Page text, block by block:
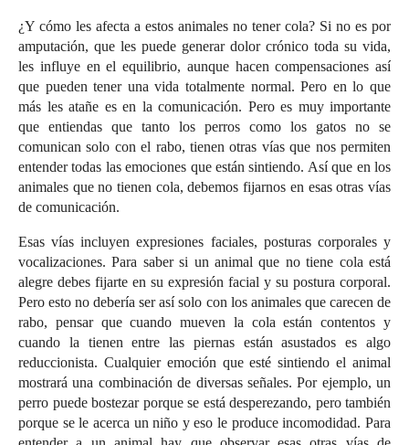
¿Y cómo les afecta a estos animales no tener cola? Si no es por
amputación, que les puede generar dolor crónico toda su vida,
les influye en el equilibrio, aunque hacen compensaciones así
que pueden tener una vida totalmente normal. Pero en lo que
más les atañe es en la comunicación. Pero es muy importante
que entiendas que tanto los perros como los gatos no se
comunican solo con el rabo, tienen otras vías que nos permiten
entender todas las emociones que están sintiendo. Así que en los
animales que no tienen cola, debemos fijarnos en esas otras vías
de comunicación.
Esas vías incluyen expresiones faciales, posturas corporales y
vocalizaciones. Para saber si un animal que no tiene cola está
alegre debes fijarte en su expresión facial y su postura corporal.
Pero esto no debería ser así solo con los animales que carecen de
rabo, pensar que cuando mueven la cola están contentos y
cuando la tienen entre las piernas están asustados es algo
reduccionista. Cualquier emoción que esté sintiendo el animal
mostrará una combinación de diversas señales. Por ejemplo, un
perro puede bostezar porque se está desperezando, pero también
porque se le acerca un niño y eso le produce incomodidad. Para